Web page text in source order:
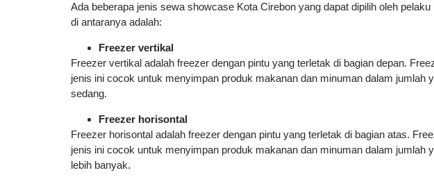
Ada beberapa jenis sewa showcase Kota Cirebon yang dapat dipilih oleh pelaku
di antaranya adalah:
Freezer vertikal
Freezer vertikal adalah freezer dengan pintu yang terletak di bagian depan.
jenis ini cocok untuk menyimpan produk makanan dan minuman dalam jumlah
sedang.
Freezer horisontal
Freezer horisontal adalah freezer dengan pintu yang terletak di bagian atas.
jenis ini cocok untuk menyimpan produk makanan dan minuman dalam jumlah
lebih banyak.